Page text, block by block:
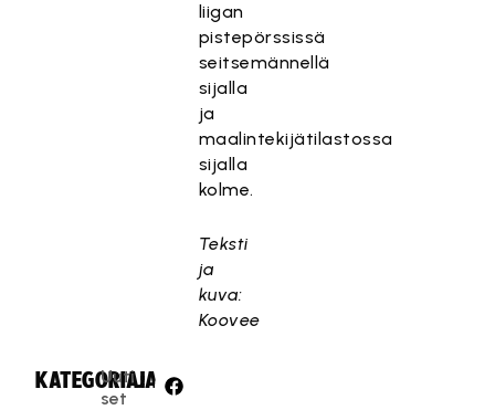
liigan
pistepörssissä
seitsemännellä
sijalla
ja
maalintekijätilastossa
sijalla
kolme.
Teksti
ja
kuva:
Koovee
KATEGORIA:
Uuti
set
JAA: